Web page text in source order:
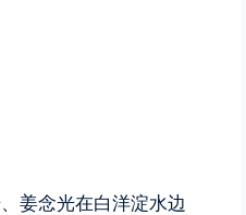
姜念光在白洋淀水边